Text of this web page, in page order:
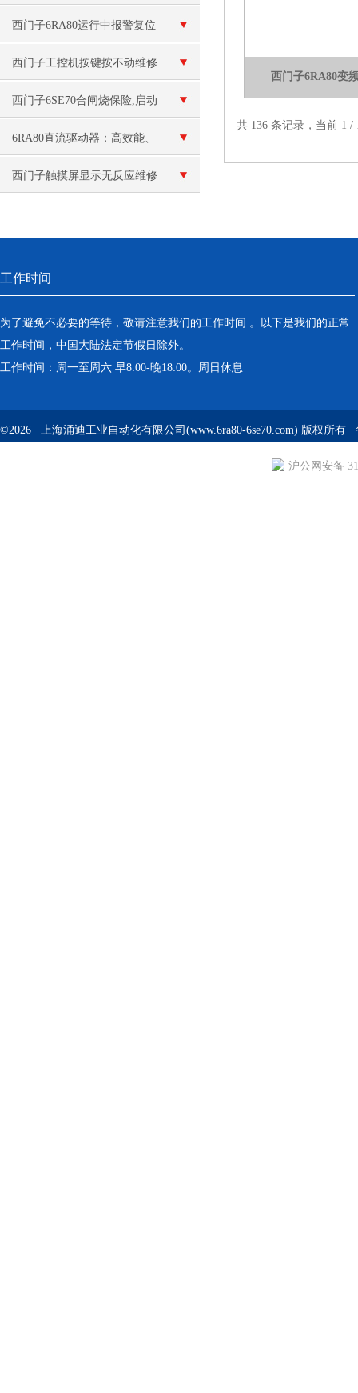
西门子6RA80运行中报警复位
不了维修F6030*
西门子工控机按键按不动维修
西门子6SE70合闸烧保险,启动
跳闸维修
6RA80直流驱动器：高效能、
稳定可靠的直流驱动解决方案
西门子触摸屏显示无反应维修
西门子6RA80变
共 136 条记录，当前
工作时间
为了避免不必要的等待，敬请注意我们的工作时间 。以下是我们的正常
工作时间，中国大陆法定节假日除外。
工作时间：周一至周六 早8:00-晚18:00。周日休息
©2026 上海涌迪工业自动化有限公司(www.6ra80-6se70.com) 版权所有
沪公网安备